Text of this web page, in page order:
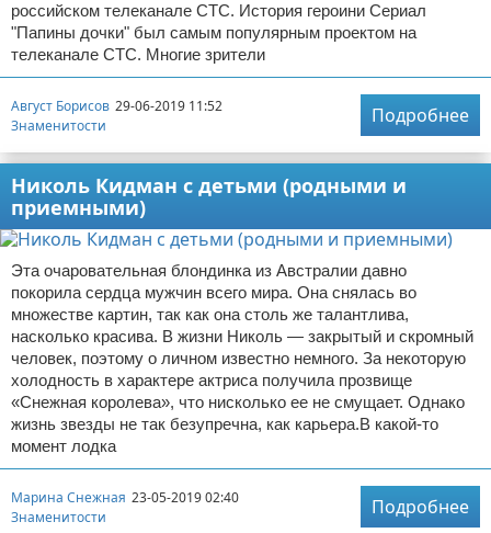
российском телеканале СТС. История героини Сериал
"Папины дочки" был самым популярным проектом на
телеканале СТС. Многие зрители
Август Борисов 29-06-2019 11:52
Знаменитости
Подробнее
Николь Кидман с детьми (родными и
приемными)
Эта очаровательная блондинка из Австралии давно
покорила сердца мужчин всего мира. Она снялась во
множестве картин, так как она столь же талантлива,
насколько красива. В жизни Николь — закрытый и скромный
человек, поэтому о личном известно немного. За некоторую
холодность в характере актриса получила прозвище
«Снежная королева», что нисколько ее не смущает. Однако
жизнь звезды не так безупречна, как карьера.В какой-то
момент лодка
Марина Снежная 23-05-2019 02:40
Знаменитости
Подробнее